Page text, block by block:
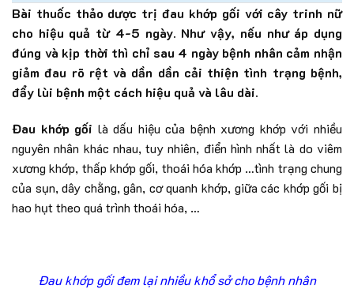
Bài thuốc thảo dược trị đau khớp gối với cây trinh nữ
cho hiệu quả từ 4-5 ngày. Như vậy, nếu như áp dụng
đúng và kịp thời thì chỉ sau 4 ngày bệnh nhân cảm nhận
giảm đau rõ rệt và dần dần cải thiện tình trạng bệnh,
đẩy lùi bệnh một cách hiệu quả và lâu dài.
Đau khớp gối là dấu hiệu của bệnh xương khớp với nhiều
nguyên nhân khác nhau, tuy nhiên, điển hình nhất là do viêm
xương khớp, thấp khớp gối, thoái hóa khớp …tình trạng chung
của sụn, dây chằng, gân, cơ quanh khớp, giữa các khớp gối bị
hao hụt theo quá trình thoái hóa, …
Đau khớp gối đem lại nhiều khổ sở cho bệnh nhân